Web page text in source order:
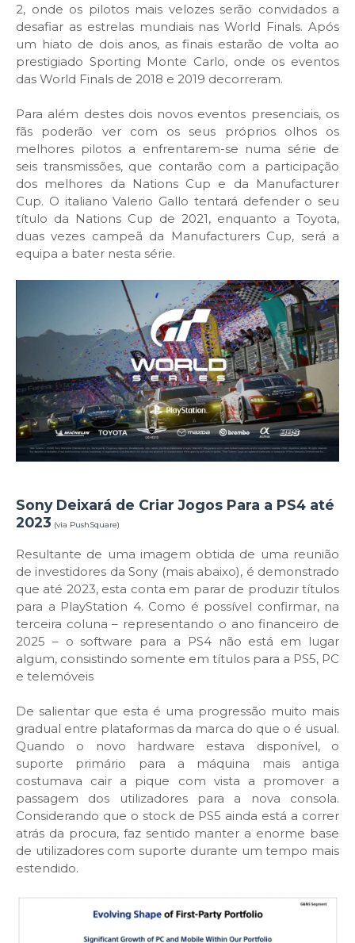
2, onde os pilotos mais velozes serão convidados a
desafiar as estrelas mundiais nas World Finals. Após
um hiato de dois anos, as finais estarão de volta ao
prestigiado Sporting Monte Carlo, onde os eventos
das World Finals de 2018 e 2019 decorreram.
Para além destes dois novos eventos presenciais, os
fãs poderão ver com os seus próprios olhos os
melhores pilotos a enfrentarem-se numa série de
seis transmissões, que contarão com a participação
dos melhores da Nations Cup e da Manufacturer
Cup. O italiano Valerio Gallo tentará defender o seu
título da Nations Cup de 2021, enquanto a Toyota,
duas vezes campeã da Manufacturers Cup, será a
equipa a bater nesta série.
Sony Deixará de Criar Jogos Para a PS4 até
2023 (via PushSquare)
Resultante de uma imagem obtida de uma reunião
de investidores da Sony (mais abaixo), é demonstrado
que até 2023, esta conta em parar de produzir títulos
para a PlayStation 4. Como é possível confirmar, na
terceira coluna – representando o ano financeiro de
2025 – o software para a PS4 não está em lugar
algum, consistindo somente em títulos para a PS5, PC
e telemóveis
De salientar que esta é uma progressão muito mais
gradual entre plataformas da marca do que o é usual.
Quando o novo hardware estava disponível, o
suporte primário para a máquina mais antiga
costumava cair a pique com vista a promover a
passagem dos utilizadores para a nova consola.
Considerando que o stock de PS5 ainda está a correr
atrás da procura, faz sentido manter a enorme base
de utilizadores com suporte durante um tempo mais
estendido.